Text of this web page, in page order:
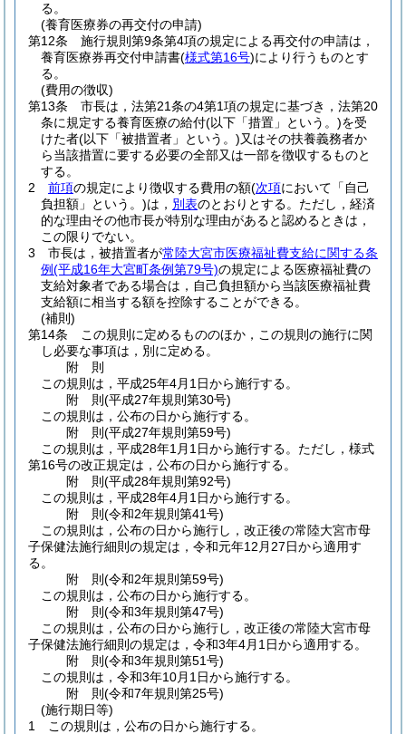
る。
(養育医療券の再交付の申請)
第12条
施行規則第9条第4項の規定による再交付の申請は，
養育医療券再交付申請書(様式第16号)により行うものとす
る。
(費用の徴収)
第13条
市長は，法第21条の4第1項の規定に基づき，法第20
条に規定する養育医療の給付(以下「措置」という。)を受
けた者(以下「被措置者」という。)又はその扶養義務者か
ら当該措置に要する必要の全部又は一部を徴収するものと
する。
2
前項の規定により徴収する費用の額(次項において「自己
負担額」という。)は， 別表のとおりとする。 ただし，経済
的な理由その他市長が特別な理由があると認めるときは，
この限りでない。
3
市長は，被措置者が常陸大宮市医療福祉費支給に関する条
例(平成16年大宮町条例第79号)の規定による医療福祉費の
支給対象者である場合は，自己負担額から当該医療福祉費
支給額に相当する額を控除することができる。
(補則)
第14条
この規則に定めるもののほか，この規則の施行に関
し必要な事項は，別に定める。
附 則
この規則は，平成25年4月1日から施行する。
附 則(平成27年規則第30号)
この規則は，公布の日から施行する。
附 則(平成27年規則第59号)
この規則は，平成28年1月1日から施行する。 ただし，様式
第16号の改正規定は，公布の日から施行する。
附 則(平成28年規則第92号)
この規則は，平成28年4月1日から施行する。
附 則(令和2年規則第41号)
この規則は，公布の日から施行し，改正後の常陸大宮市母
子保健法施行細則の規定は，令和元年12月27日から適用す
る。
附 則(令和2年規則第59号)
この規則は，公布の日から施行する。
附 則(令和3年規則第47号)
この規則は，公布の日から施行し，改正後の常陸大宮市母
子保健法施行細則の規定は，令和3年4月1日から適用する。
附 則(令和3年規則第51号)
この規則は，令和3年10月1日から施行する。
附 則(令和7年規則第25号)
(施行期日等)
1
この規則は，公布の日から施行する。